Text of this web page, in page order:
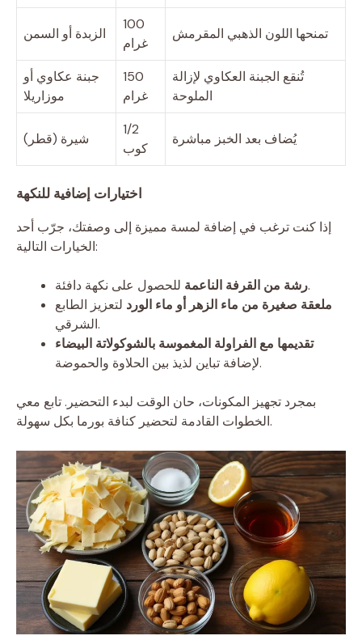
الزبدة أو السمن
100
غرام
تمنحها اللون الذهبي المقرمش
جبنة عكاوي أو
موزاريلا
150
غرام
تُنقع الجبنة العكاوي لإزالة
الملوحة
شيرة (قطر)
1/2
كوب
يُضاف بعد الخبز مباشرة
اختيارات إضافية للنكهة
إذا كنت ترغب في إضافة لمسة مميزة إلى وصفتك، جرّب أحد
الخيارات التالية:
رشة من القرفة الناعمةللحصول على نكهة دافئة.
ملعقة صغيرة من ماء الزهر أو ماء الورد لتعزيز الطابع
الشرقي.
تقديمها مع الفراولة المغموسة بالشوكولاتة البيضاء
لإضافة تباين لذيذ بين الحلاوة والحموضة.
بمجرد تجهيز المكونات، حان الوقت لبدء التحضير. تابع معي
الخطوات القادمة لتحضير كنافة بورما بكل سهولة.